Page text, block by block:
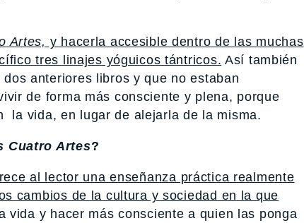
Artes, y hacerla accesible dentro de las muchas
tres linajes yóguicos tántricos. Así también
anteriores libros y que no estaban
de forma más consciente y plena, porque
la vida, en lugar de alejarla de la misma.
Cuatro Artes?
al lector una enseñanza práctica realmente
cambios de la cultura y sociedad en la que
vida y hacer más consciente a quien las ponga